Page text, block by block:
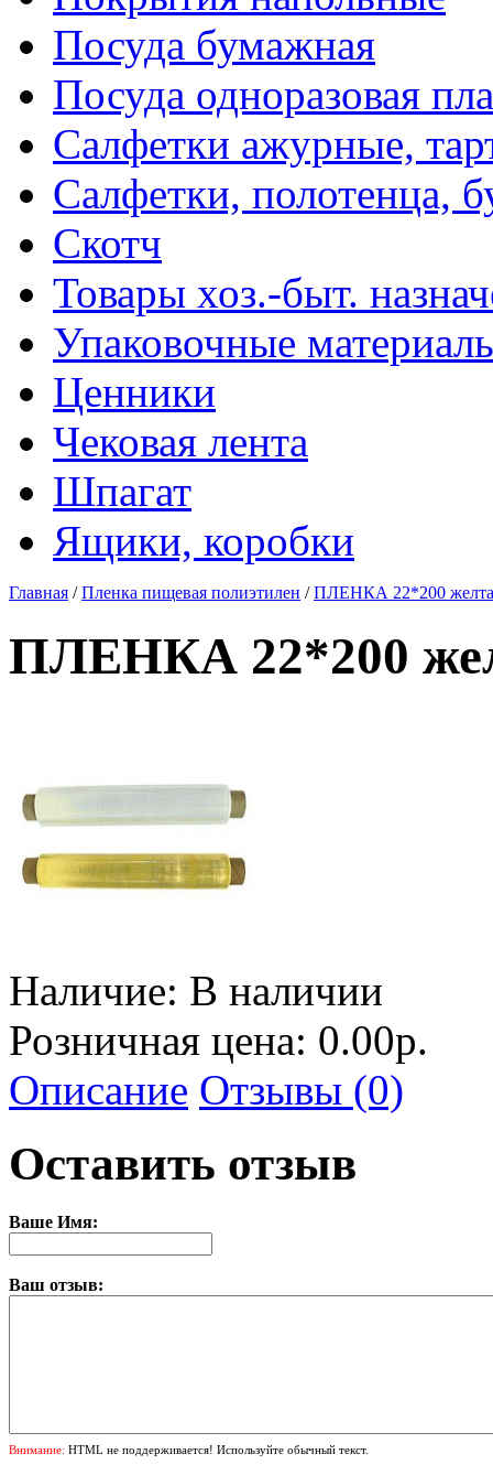
Посуда бумажная
Посуда одноразовая
Салфетки ажурные,
Салфетки, полотенца,
Скотч
Товары хоз.-быт.
Упаковочные
Ценники
Чековая лента
Шпагат
Ящики, коробки
Главная /Пленка пищевая полиэтилен /ПЛЕНКА 22*200
ПЛЕНКА 22*200
Наличие: В наличии
Розничная цена: 0.00р.
Описание Отзывы (0)
Оставить отзыв
Ваше Имя:
Ваш отзыв:
Внимание: HTML не поддерживается! Используйте обычный текст.